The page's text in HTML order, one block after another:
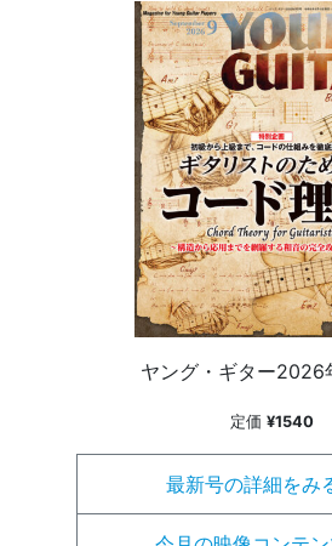
ヤング・ギター2026
定価 ¥1540
最新号の詳細をみ